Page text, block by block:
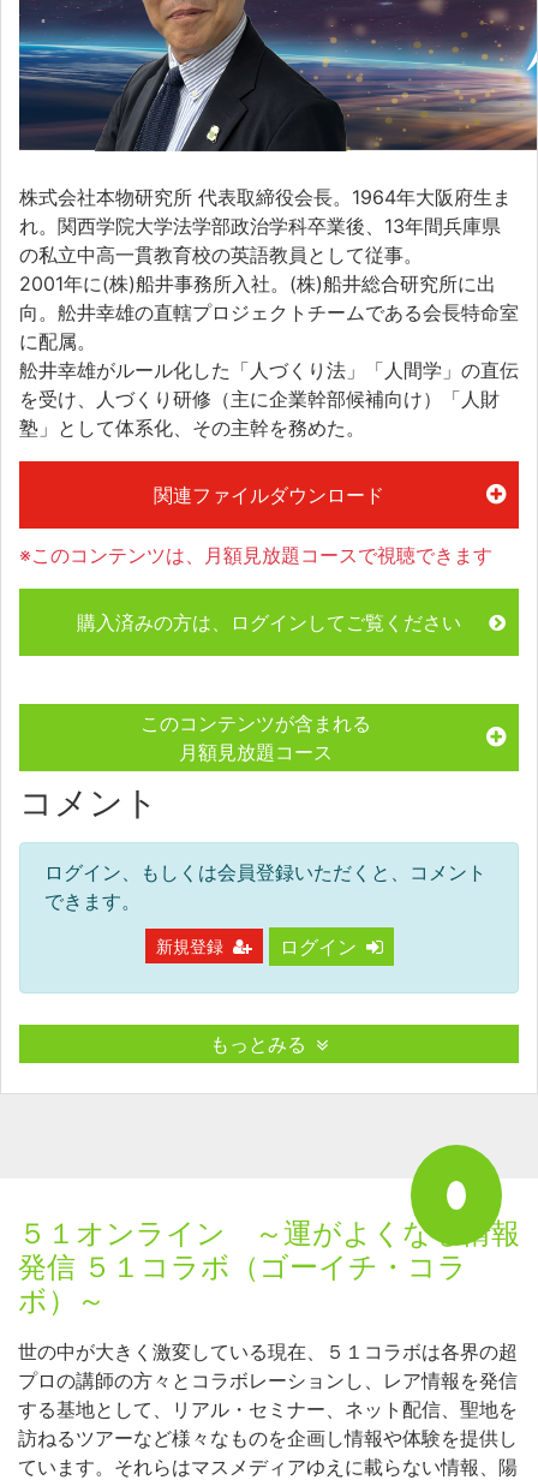
株式会社本物研究所 代表取締役会長。1964年大阪府生ま
れ。関西学院大学法学部政治学科卒業後、13年間兵庫県
の私立中高一貫教育校の英語教員として従事。
2001年に(株)船井事務所入社。(株)船井総合研究所に出
向。舩井幸雄の直轄プロジェクトチームである会長特命室
に配属。
舩井幸雄がルール化した「人づくり法」「人間学」の直伝
を受け、人づくり研修（主に企業幹部候補向け）「人財
塾」として体系化、その主幹を務めた。
関連ファイルダウンロード
※このコンテンツは、月額見放題コースで視聴できます
購入済みの方は、ログインしてご覧ください
このコンテンツが含まれる
月額見放題コース
コメント
ログイン、もしくは会員登録いただくと、コメント
できます。
新規登録 ログイン
もっとみる
５１オンライン ～運がよくなる情報
発信 ５１コラボ（ゴーイチ・コラ
ボ）～
世の中が大きく激変している現在、５１コラボは各界の超
プロの講師の方々とコラボレーションし、レア情報を発信
する基地として、リアル・セミナー、ネット配信、聖地を
訪ねるツアーなど様々なものを企画し情報や体験を提供し
ています。それらはマスメディアゆえに載らない情報、陽